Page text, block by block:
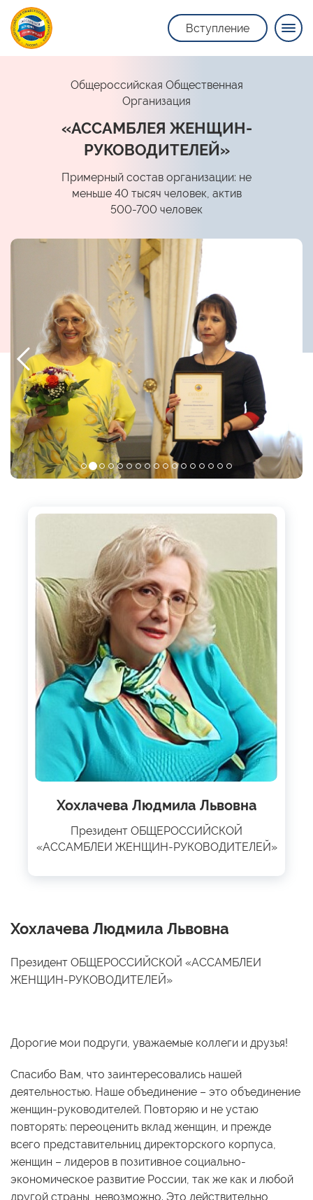
Вступление
Общероссийская Общественная
Организация
«АССАМБЛЕЯ ЖЕНЩИН-
РУКОВОДИТЕЛЕЙ»
Примерный состав организации: не
меньше 40 тысяч человек, актив
500-700 человек
Хохлачева Людмила Львовна
Президент ОБЩЕРОССИЙСКОЙ
«АССАМБЛЕИ ЖЕНЩИН-РУКОВОДИТЕЛЕЙ»
Хохлачева Людмила Львовна
Президент ОБЩЕРОССИЙСКОЙ «АССАМБЛЕИ
ЖЕНЩИН-РУКОВОДИТЕЛЕЙ»
Дорогие мои подруги, уважаемые коллеги и друзья!
Спасибо Вам, что заинтересовались нашей
деятельностью. Наше объединение – это объединение
женщин-руководителей. Повторяю и не устаю
повторять: переоценить вклад женщин, и прежде
всего представительниц директорского корпуса,
женщин – лидеров в позитивное социально-
экономическое развитие России, так же как и любой
другой страны, невозможно. Это действительно